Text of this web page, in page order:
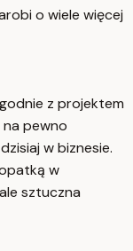
o wiele więcej
z projektem
pewno
w biznesie.
w
sztuczna